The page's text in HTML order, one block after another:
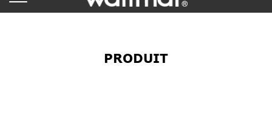
PRODUIT